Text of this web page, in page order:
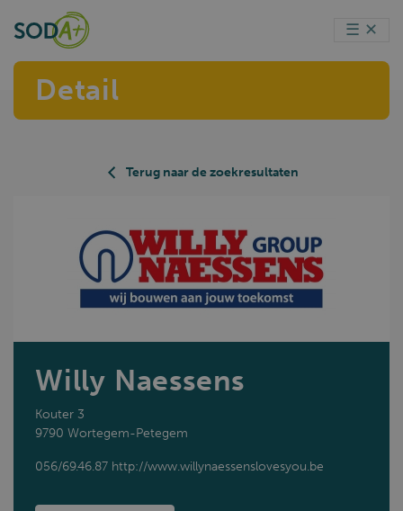
☰ ✕
Detail
Terug naar de zoekresultaten
Willy Naessens
Kouter 3
9790 Wortegem-Petegem
056/69.46.87 http://www.willynaessenslovesyou.be